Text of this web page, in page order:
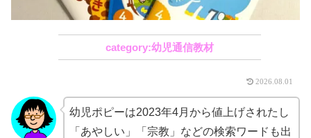
幼児通信教材
2026.08.01
幼児ポピーは2023年4月から値上げされたし
「あやしい」「宗教」などの検索ワードも出